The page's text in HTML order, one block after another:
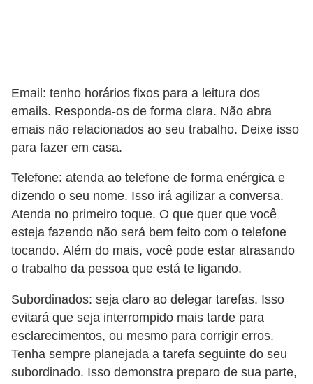
Email: tenho horários fixos para a leitura dos
emails. Responda-os de forma clara. Não abra
emais não relacionados ao seu trabalho. Deixe isso
para fazer em casa.
Telefone: atenda ao telefone de forma enérgica e
dizendo o seu nome. Isso irá agilizar a conversa.
Atenda no primeiro toque. O que quer que você
esteja fazendo não será bem feito com o telefone
tocando. Além do mais, você pode estar atrasando
o trabalho da pessoa que está te ligando.
Subordinados: seja claro ao delegar tarefas. Isso
evitará que seja interrompido mais tarde para
esclarecimentos, ou mesmo para corrigir erros.
Tenha sempre planejada a tarefa seguinte do seu
subordinado. Isso demonstra preparo de sua parte,